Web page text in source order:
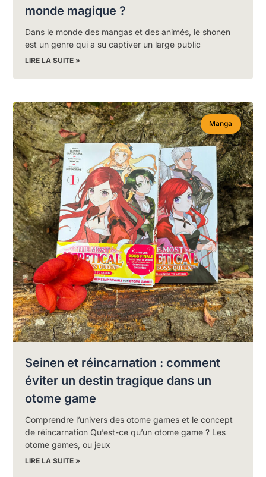
monde magique ?
Dans le monde des mangas et des animés, le shonen
est un genre qui a su captiver un large public
LIRE LA SUITE »
Manga
Seinen et réincarnation : comment
éviter un destin tragique dans un
otome game
Comprendre l’univers des otome games et le concept
de réincarnation Qu’est-ce qu’un otome game ? Les
otome games, ou jeux
LIRE LA SUITE »